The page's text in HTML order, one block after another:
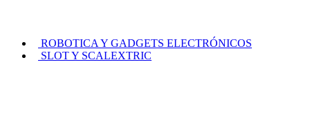
ROBOTICA Y GADGETS ELECTRÓNICOS
SLOT Y SCALEXTRIC